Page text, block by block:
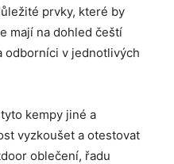
prvky, které by
mají na dohled čeští
odborníci v jednotlivých
kempy jiné a
vyzkoušet a otestovat
oblečení, řadu